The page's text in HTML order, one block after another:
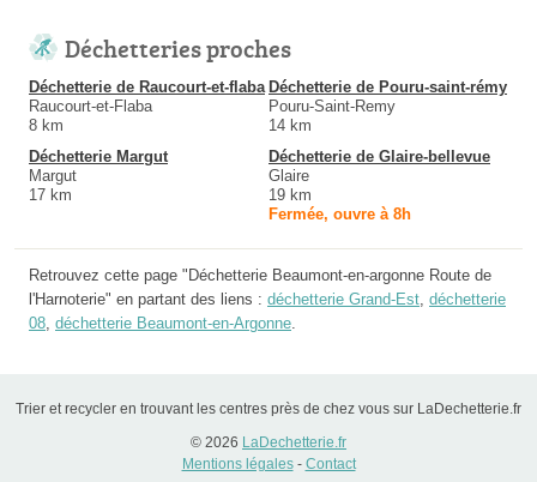
Déchetteries proches
Déchetterie de Raucourt-et-flaba
Raucourt-et-Flaba
8 km
Déchetterie de Pouru-saint-rémy
Pouru-Saint-Remy
14 km
Déchetterie Margut
Margut
17 km
Déchetterie de Glaire-bellevue
Glaire
19 km
Fermée, ouvre à 8h
Retrouvez cette page "Déchetterie Beaumont-en-argonne Route de
l'Harnoterie" en partant des liens : déchetterie Grand-Est déchetterie
08 déchetterie Beaumont-en-Argonne
Trier et recycler en trouvant les centres près de chez vous sur LaDechetterie.fr
© 2026 LaDechetterie.fr
Mentions légales- Contact